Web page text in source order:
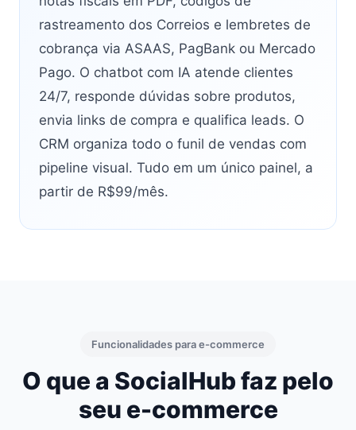
rastreamento dos Correios e lembretes de
cobrança via ASAAS, PagBank ou Mercado
Pago. O chatbot com IA atende clientes
24/7, responde dúvidas sobre produtos,
envia links de compra e qualifica leads. O
CRM organiza todo o funil de vendas com
pipeline visual. Tudo em um único painel, a
partir de R$99/mês.
Funcionalidades para e-commerce
O que a SocialHub faz pelo
seu e-commerce